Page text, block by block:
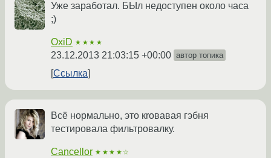
Уже заработал. БЫл недоступен около часа
;)
OxiD ★★★★
23.12.2013 21:03:15 +00:00 автор топика
Ссылка
Всё нормально, это кrовавая гэбня
тестировала фильтровалку.
Cancellor ★★★★☆